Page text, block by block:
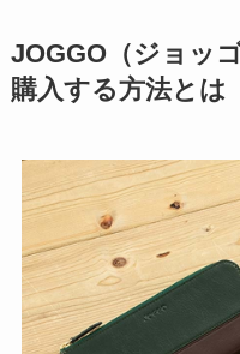
JOGGO（ジョッ
購入する方法とは